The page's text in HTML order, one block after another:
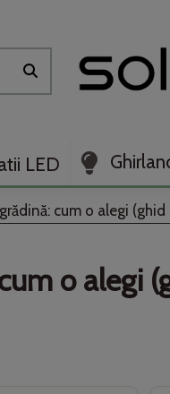
LED
cum o alegi
o alegi